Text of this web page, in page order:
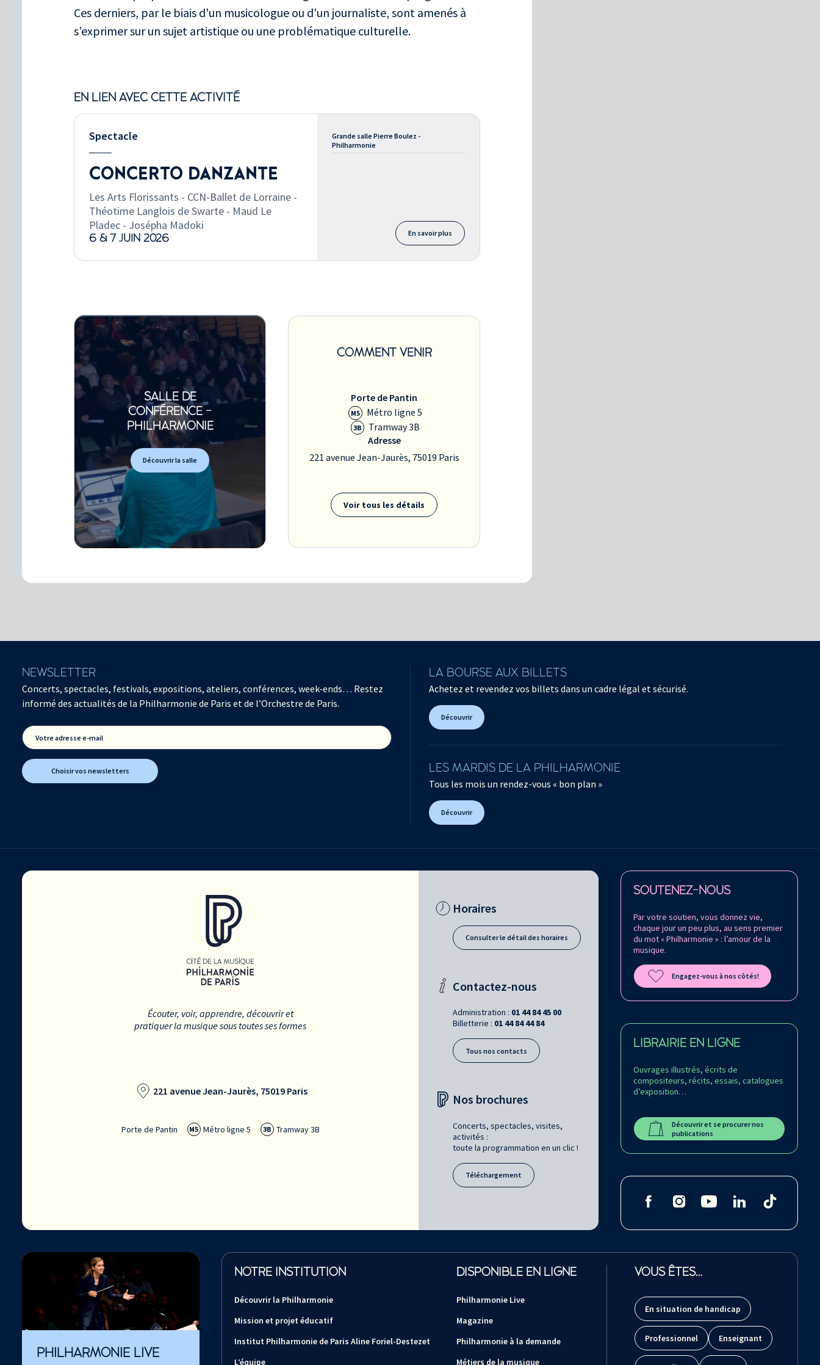
Ces derniers, par le biais d'un musicologue ou d'un journaliste, sont amenés à
s’exprimer sur un sujet artistique ou une problématique culturelle.
EN LIEN AVEC CETTE ACTIVITÉ
Spectacle
CONCERTO DANZANTE
Les Arts Florissants - CCN-Ballet de Lorraine -
Théotime Langlois de Swarte - Maud Le
Pladec - Josépha Madoki
6 & 7 JUIN 2026
Grande salle Pierre Boulez -
Philharmonie
En savoir plus
SALLE DE
CONFÉRENCE -
PHILHARMONIE
Découvrir la salle
COMMENT VENIR
Porte de Pantin
M5 Métro ligne 5
3B
Tramway 3B
Adresse
221 avenue Jean-Jaurès, 75019 Paris
Voir tous les détails
NEWSLETTER
Concerts, spectacles, festivals, expositions, ateliers, conférences, week-ends… Restez
informé des actualités de la Philharmonie de Paris et de l’Orchestre de Paris.
Votre adresse e-mail
Choisir vos newsletters
LA BOURSE AUX BILLETS
Achetez et revendez vos billets dans un cadre légal et sécurisé.
Découvrir
LES MARDIS DE LA PHILHARMONIE
Tous les mois un rendez-vous « bon plan »
Découvrir
Écouter, voir, apprendre, découvrir et
pratiquer la musique sous toutes ses formes
221 avenue Jean-Jaurès, 75019 Paris
Porte de Pantin M5 Métro ligne 5 3B Tramway 3B
Horaires
Consulter le détail des horaires
Contactez-nous
Administration : 01 44 84 45 00
Billetterie : 01 44 84 44 84
Tous nos contacts
Nos brochures
Concerts, spectacles, visites,
activités :
toute la programmation en un clic !
Téléchargement
SOUTENEZ-NOUS
Par votre soutien, vous donnez vie,
chaque jour un peu plus, au sens premier
du mot « Philharmonie » : l’amour de la
musique.
Engagez-vous à nos côtés!
LIBRAIRIE EN LIGNE
Ouvrages illustrés, écrits de
compositeurs, récits, essais, catalogues
d’exposition…
Découvrir et se procurer nos
publications
Retrouvez la Philharmonie de Paris sur
PHILHARMONIE LIVE
NOTRE INSTITUTION
Découvrir la Philharmonie
Mission et projet éducatif
Institut Philharmonie de Paris Aline Foriel-Destezet
L’équipe
DISPONIBLE EN LIGNE
Philharmonie Live
Magazine
Philharmonie à la demande
Métiers de la musique
VOUS ÊTES…
En situation de handicap
Professionnel Enseignant